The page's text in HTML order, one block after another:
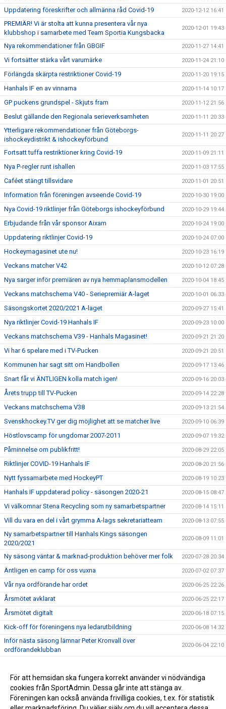
Uppdatering föreskrifter och allmänna råd Covid-19 2020-12-12 16:41
PREMIÄR! Vi är stolta att kunna presentera vår nya
klubbshop i samarbete med Team Sportia Kungsbacka
2020-12-01 19:43
Nya rekommendationer från GBGIF 2020-11-27 14:41
Vi fortsätter stärka vårt varumärke 2020-11-24 21:10
Förlängda skärpta restriktioner Covid-19 2020-11-20 19:15
Hanhals IF en av vinnarna 2020-11-14 10:17
GP puckens grundspel - Skjuts fram 2020-11-12 21:56
Beslut gällande den Regionala serieverksamheten 2020-11-11 20:33
Ytterligare rekommendationer från Göteborgs-
ishockeydistrikt & ishockeyförbund
2020-11-11 20:27
Fortsatt tuffa restriktioner kring Covid-19 2020-11-09 21:11
Nya P-regler runt ishallen 2020-11-03 17:55
Caféet stängt tillsvidare 2020-11-01 20:51
Information från föreningen avseende Covid-19 2020-10-30 19:00
Nya Covid-19 riktlinjer från Göteborgs ishockeyförbund 2020-10-29 19:44
Erbjudande från vår sponsor Aixam 2020-10-24 19:00
Uppdatering riktlinjer Covid-19 2020-10-24 07:00
Hockeymagasinet ute nu! 2020-10-23 16:19
Veckans matcher V42 2020-10-12 07:28
Nya sarger inför premiären av nya hemmaplansmodellen 2020-10-04 18:45
Veckans matchschema V40 - Seriepremiär A-laget 2020-10-01 06:33
Säsongskortet 2020/2021 A-laget 2020-09-27 15:41
Nya riktlinjer Covid-19 Hanhals IF 2020-09-23 10:00
Veckans matchschema V39 - Hanhals Magasinet! 2020-09-21 21:20
Vi har 6 spelare med i TV-Pucken 2020-09-21 20:51
Kommunen har sagt sitt om Handbollen 2020-09-17 13:46
Snart får vi ÄNTLIGEN kolla match igen! 2020-09-16 20:03
Årets trupp till TV-Pucken 2020-09-14 22:28
Veckans matchschema V38 2020-09-13 21:54
Svenskhockey.TV ger dig möjlighet att se matcher live 2020-09-10 06:39
Höstlovscamp för ungdomar 2007-2011 2020-09-07 19:32
Påminnelse om publikfritt! 2020-08-29 22:05
Riktlinjer COVID-19 Hanhals IF 2020-08-20 21:56
Nytt fyssamarbete med HockeyPT 2020-08-19 10:23
Hanhals IF uppdaterad policy - säsongen 2020-21 2020-08-15 08:47
Vi välkomnar Stena Recycling som ny samarbetspartner 2020-08-14 15:11
Vill du vara en del i vårt grymma A-lags sekretariatteam 2020-08-13 07:55
Ny samarbetspartner till Hanhals Kings säsongen
2020/2021
2020-08-09 11:01
Ny säsong väntar & marknad-produktion behöver mer folk 2020-07-28 20:34
Äntligen en camp för oss vuxna 2020-07-02 07:37
Vår nya ordförande har ordet 2020-06-25 22:26
Årsmötet avklarat 2020-06-25 22:17
Årsmötet digitalt 2020-06-18 07:15
Kick-off för föreningens nya ledarutbildning 2020-06-08 14:32
Inför nästa säsong lämnar Peter Kronvall över
ordförandeklubban
2020-06-04 22:10
Hanhals Kings sluter avtal med Warrior Hockey 2020-06-01 18:19
Vi är Hanhals Kings 2020-05-27 14:55
För att hemsidan ska fungera korrekt använder vi nödvändiga
cookies från SportAdmin. Dessa går inte att stänga av.
Föreningen kan också använda frivilliga cookies, t.ex. för statistik